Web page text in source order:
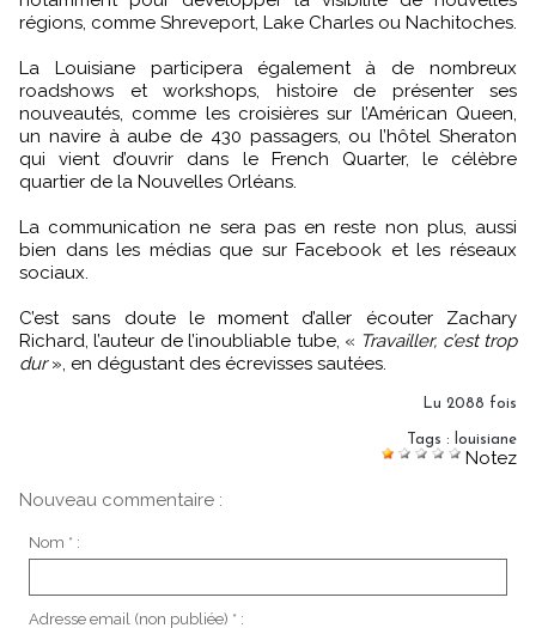
régions, comme Shreveport, Lake Charles ou Nachitoches.
La Louisiane participera également à de nombreux
roadshows et workshops, histoire de présenter ses
nouveautés, comme les croisières sur l’Américan Queen,
un navire à aube de 430 passagers, ou l’hôtel Sheraton
qui vient d’ouvrir dans le French Quarter, le célèbre
quartier de la Nouvelles Orléans.
La communication ne sera pas en reste non plus, aussi
bien dans les médias que sur Facebook et les réseaux
sociaux.
C’est sans doute le moment d’aller écouter Zachary
Richard, l’auteur de l’inoubliable tube, « Travailler, c’est trop
dur», en dégustant des écrevisses sautées.
Lu 2088 fois
Tags : louisiane
Notez
Nouveau commentaire :
Nom * :
Adresse email (non publiée) * :